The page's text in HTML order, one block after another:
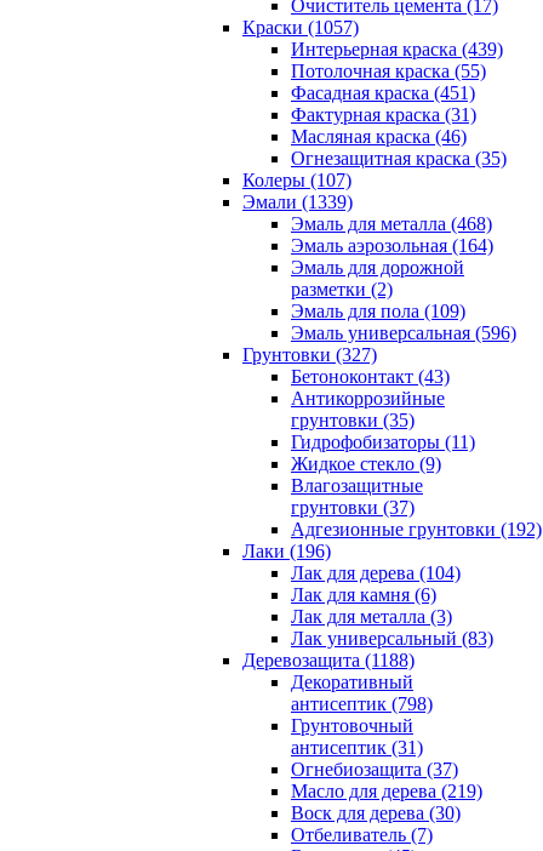
Очиститель цемента (17)
Краски (1057)
Интерьерная краска (439)
Потолочная краска (55)
Фасадная краска (451)
Фактурная краска (31)
Масляная краска (46)
Огнезащитная краска (35)
Колеры (107)
Эмали (1339)
Эмаль для металла (468)
Эмаль аэрозольная (164)
Эмаль для дорожной
разметки (2)
Эмаль для пола (109)
Эмаль универсальная (596)
Грунтовки (327)
Бетоноконтакт (43)
Антикоррозийные
грунтовки (35)
Гидрофобизаторы (11)
Жидкое стекло (9)
Влагозащитные
грунтовки (37)
Адгезионные грунтовки (192)
Лаки (196)
Лак для дерева (104)
Лак для камня (6)
Лак для металла (3)
Лак универсальный (83)
Деревозащита (1188)
Декоративный
антисептик (798)
Грунтовочный
антисептик (31)
Огнебиозащита (37)
Масло для дерева (219)
Воск для дерева (30)
Отбеливатель (7)